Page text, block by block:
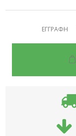
ΕΓΓΡΑΦΗ